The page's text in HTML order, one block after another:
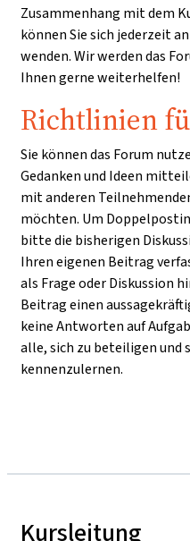
Zusammenhang mit dem
können Sie sich jederzeit
wenden. Wir werden das
Ihnen gerne weiterhelfen!
Richtlinien
Sie können das Forum
Gedanken und Ideen
mit anderen
möchten. Um
bitte die bisherigen
Ihren eigenen Beitrag
als Frage oder Diskussion
Beitrag einen
keine Antworten auf
alle, sich zu beteiligen und
kennenzulernen.
Kursleitung